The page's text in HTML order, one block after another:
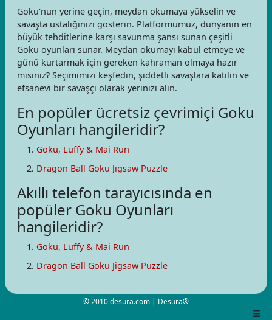
Goku'nun yerine geçin, meydan okumaya yükselin ve
savaşta ustalığınızı gösterin. Platformumuz, dünyanın en
büyük tehditlerine karşı savunma şansı sunan çeşitli
Goku oyunları sunar. Meydan okumayı kabul etmeye ve
günü kurtarmak için gereken kahraman olmaya hazır
mısınız? Seçimimizi keşfedin, şiddetli savaşlara katılın ve
efsanevi bir savaşçı olarak yerinizi alın.
En popüler ücretsiz çevrimiçi Goku
Oyunları hangileridir?
Goku, Luffy & Mai Run
Dragon Ball Goku Jigsaw Puzzle
Akıllı telefon tarayıcısında en
popüler Goku Oyunları
hangileridir?
Goku, Luffy & Mai Run
Dragon Ball Goku Jigsaw Puzzle
© 2010 desura.com | Desura®